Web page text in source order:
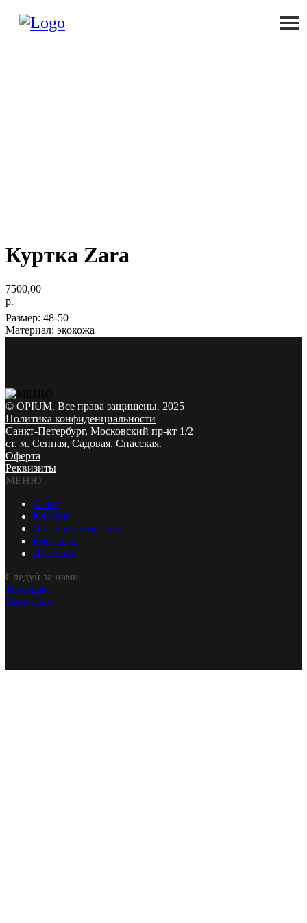
Куртка Zara
7500,00
р.
Размер: 48-50
Материал: экокожа
© OPIUM. Все права защищены. 2025
Политика конфиденциальности
Санкт-Петербург, Московский пр-кт 1/2
ст. м. Сенная, Садовая, Спасская.
Оферта
Реквизиты
МЕНЮ
О нас
Каталог
Доставка и оплата
Контакты
Доставка
Следуй за нами
Телеграм
Вконтакте